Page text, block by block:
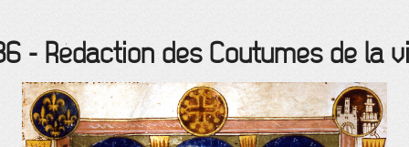
- Rédaction des Coutumes de la